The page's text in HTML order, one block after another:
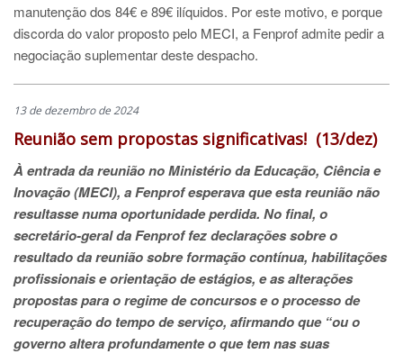
manutenção dos 84€ e 89€ ilíquidos. Por este motivo, e porque
discorda do valor proposto pelo MECI, a Fenprof admite pedir a
negociação suplementar deste despacho.
13 de dezembro de 2024
Reunião sem propostas significativas! (13/dez)
À entrada da reunião no Ministério da Educação, Ciência e
Inovação (MECI), a Fenprof esperava que esta reunião não
resultasse numa oportunidade perdida. No final, o
secretário-geral da Fenprof fez declarações sobre o
resultado da reunião sobre formação contínua, habilitações
profissionais e orientação de estágios, e as alterações
propostas para o regime de concursos e o processo de
recuperação do tempo de serviço, afirmando que “ou o
governo altera profundamente o que tem nas suas